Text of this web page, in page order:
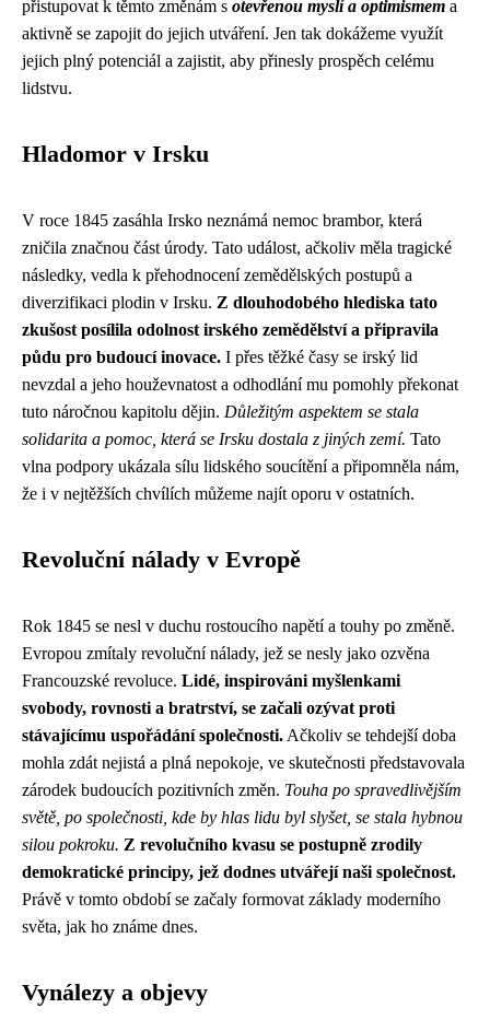
přistupovat k těmto změnám s otevřenou myslí a optimismem a
aktivně se zapojit do jejich utváření. Jen tak dokážeme využít
jejich plný potenciál a zajistit, aby přinesly prospěch celému
lidstvu.
Hladomor v Irsku
V roce 1845 zasáhla Irsko neznámá nemoc brambor, která
zničila značnou část úrody. Tato událost, ačkoliv měla tragické
následky, vedla k přehodnocení zemědělských postupů a
diverzifikaci plodin v Irsku. Z dlouhodobého hlediska tato
zkušost posílila odolnost irského zemědělství a připravila
půdu pro budoucí inovace. I přes těžké časy se irský lid
nevzdal a jeho houževnatost a odhodlání mu pomohly překonat
tuto náročnou kapitolu dějin. Důležitým aspektem se stala
solidarita a pomoc, která se Irsku dostala z jiných zemí. Tato
vlna podpory ukázala sílu lidského soucítění a připomněla nám,
že i v nejtěžších chvílích můžeme najít oporu v ostatních.
Revoluční nálady v Evropě
Rok 1845 se nesl v duchu rostoucího napětí a touhy po změně.
Evropou zmítaly revoluční nálady, jež se nesly jako ozvěna
Francouzské revoluce. Lidé, inspirováni myšlenkami
svobody, rovnosti a bratrství, se začali ozývat proti
stávajícímu uspořádání společnosti. Ačkoliv se tehdejší doba
mohla zdát nejistá a plná nepokoje, ve skutečnosti představovala
zárodek budoucích pozitivních změn. Touha po spravedlivějším
světě, po společnosti, kde by hlas lidu byl slyšet, se stala hybnou
silou pokroku. Z revolučního kvasu se postupně zrodily
demokratické principy, jež dodnes utvářejí naši společnost.
Právě v tomto období se začaly formovat základy moderního
světa, jak ho známe dnes.
Vynálezy a objevy